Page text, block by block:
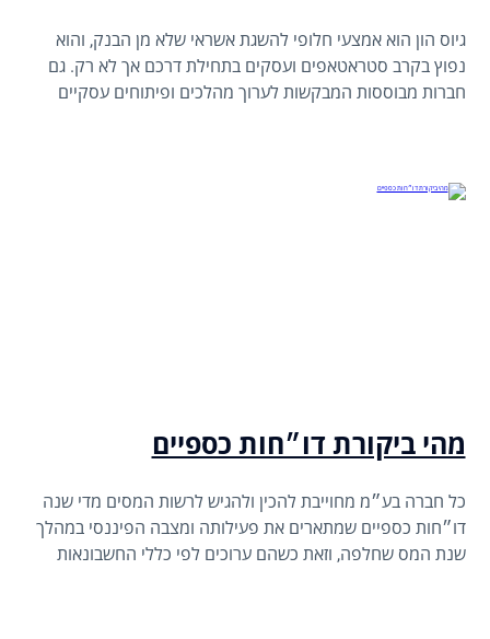
גיוס הון הוא אמצעי חלופי להשגת אשראי שלא מן הבנק, והוא
נפוץ בקרב סטראטאפים ועסקים בתחילת דרכם אך לא רק. גם
חברות מבוססות המבקשות לערוך מהלכים ופיתוחים עסקיים
מהי ביקורת דו״חות כספיים
כל חברה בע״מ מחוייבת להכין ולהגיש לרשות המסים מדי שנה
דו״חות כספיים שמתארים את פעילותה ומצבה הפיננסי במהלך
שנת המס שחלפה, וזאת כשהם ערוכים לפי כללי החשבונאות